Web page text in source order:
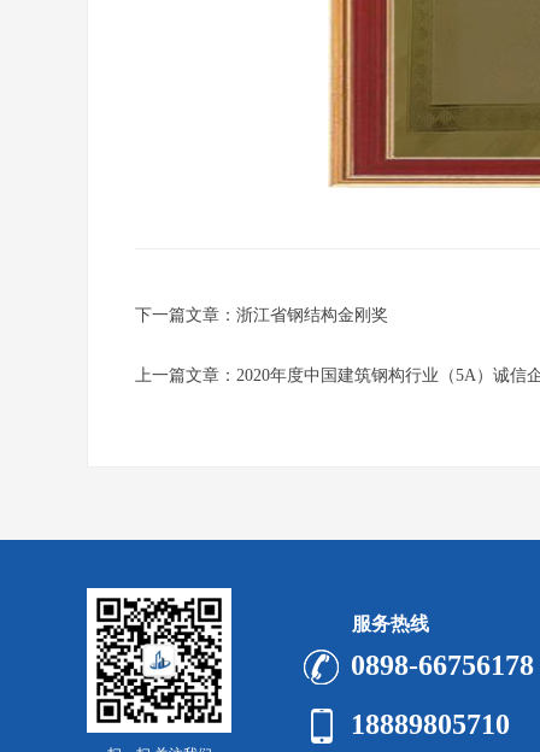
下一篇文章： 浙江省钢结构金刚奖
上一篇文章： 2020年度中国建筑钢构行业（5A）诚信
服务热线
0898-66756178
18889805710